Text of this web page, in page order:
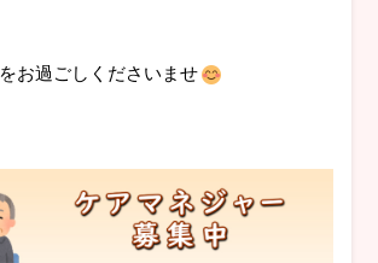
をお過ごしくださいませ